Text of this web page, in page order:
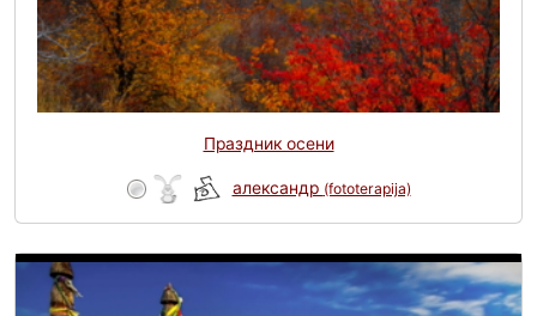
Праздник осени
александр (fototerapija)